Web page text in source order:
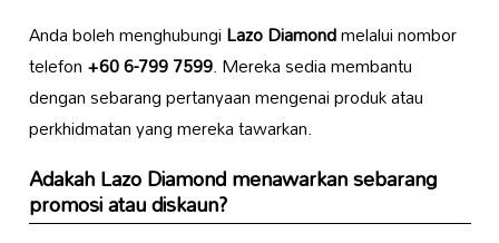
Anda boleh menghubungiLazo Diamondmelalui nombor
telefon+60 6-799 7599. Mereka sedia membantu
dengan sebarang pertanyaan mengenai produk atau
perkhidmatan yang mereka tawarkan.
AdakahLazo Diamondmenawarkan sebarang
promosi atau diskaun?